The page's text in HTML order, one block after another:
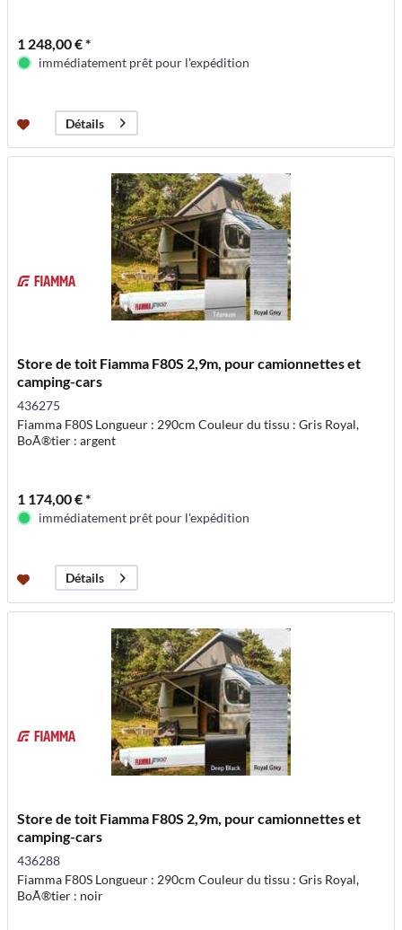
1 248,00 € *
immédiatement prêt pour l'expédition
Détails
Store de toit Fiamma F80S 2,9m, pour camionnettes et
camping-cars
436275
Fiamma F80S Longueur : 290cm Couleur du tissu : Gris Royal,
BoÃ®tier : argent
1 174,00 € *
immédiatement prêt pour l'expédition
Détails
Store de toit Fiamma F80S 2,9m, pour camionnettes et
camping-cars
436288
Fiamma F80S Longueur : 290cm Couleur du tissu : Gris Royal,
BoÃ®tier : noir